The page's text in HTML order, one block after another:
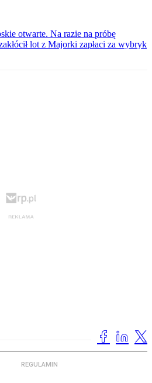
otwarte. Na razie na próbę
lot z Majorki zapłaci za wybryk
REGULAMIN